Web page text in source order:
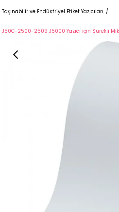
Taşınabilir ve Endüstriyel Etiket Yazıcıları
J50C-2500-2509 J5000 Yazıcı için Sürekli